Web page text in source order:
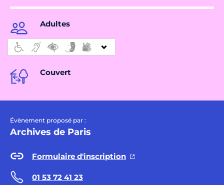
Adultes
Couvert
Évènement proposé par :
Archives de Paris
Formulaire d'inscription
01 53 72 41 23